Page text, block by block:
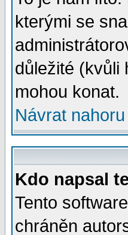
kterými se
důležité (kvůli
mohou konat.
Návrat nahoru
Kdo napsal
Tento
chráněn